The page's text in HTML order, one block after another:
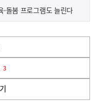
돌봄 프로그램도 늘린다
3